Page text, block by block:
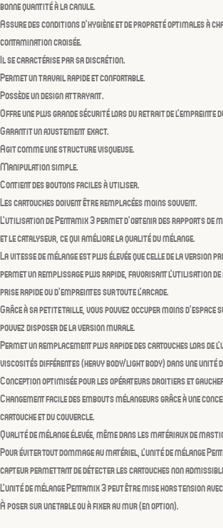
bonne quantité à la canule.
Assure des conditions d’hygiène et de propreté optimales à
contamination croisée.
Il se caractérise par sadiscrétion.
Permet untravail rapide et confortable.
Possède un designattrayant.
Offre uneplus grande sécuritélors du retrait de l’empreinte
Garantit unajustementexact.
Agit comme unestructure visqueuse.
Manipulation simple.
Contient des boutons faciles à utiliser.
Les cartouches doivent être remplacées moins souvent.
L’utilisation de Pentamix 3permet d’obtenir des rapports de
et le catalyseur, ce qui améliore la qualité du mélange.
Lavitesse de mélange est plus élevée que celle de la version
permet un remplissage plus rapide, favorisant l’utilisation de
prise rapide ou d’empreintes sur toute l’arcade.
Grâce à sa petite taille, vous pouvez occupermoins d’espace
pouvez disposer de laversion murale.
Permet unremplacement plus rapide des cartoucheslors de
viscosités différentes (heavy body/light body) dans une unité
Conception optimisée pour lesopérateurs droitiers et
Changement facile des embouts mélangeurs grâce à une
cartouche et du couvercle.
Qualité de mélange élevée, même dans les matériaux de
Pour éviter tout dommage au matériel, l’unité de mélange
capteur permettant de détecter les cartouches non
L’unité de mélange Pentamix 3 peut être mise hors tension
À poser sur une table ou à fixer au mur (en option).